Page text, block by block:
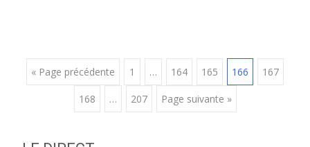
Posts
navigation
« Page précédente 1 … 164 165 166 167
168 … 207 Page suivante »